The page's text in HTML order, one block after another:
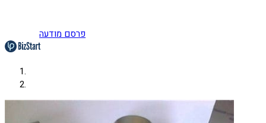
פרסם מודעה